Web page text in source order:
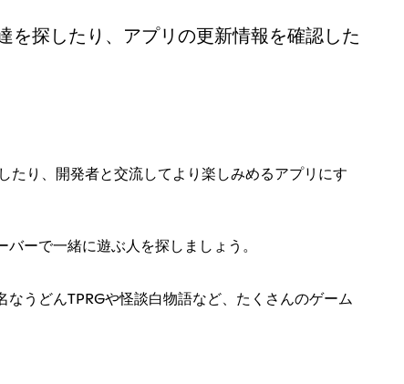
を探したり、アプリの更新情報を確認した
たり、開発者と交流してより楽しみめるアプリにす
ーで一緒に遊ぶ人を探しましょう。
うどんTPRGや怪談白物語など、たくさんのゲーム